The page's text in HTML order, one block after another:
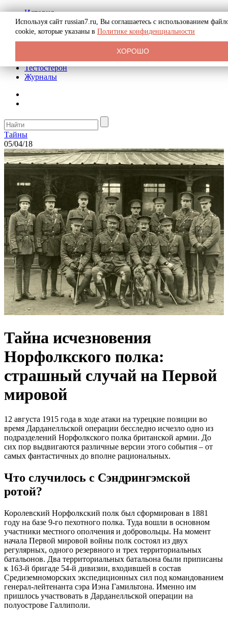
История
Биография
Криминал
Реклама на сайте
Тестостерон
Журналы
Тайны
05/04/18
Тайна исчезновения
Норфолкского полка:
страшный случай на Первой
мировой
12 августа 1915 года в ходе атаки на турецкие позиции во
время Дарданелльской операции бесследно исчезло одно из
подразделений Норфолкского полка британской армии. До
сих пор выдвигаются различные версии этого события – от
самых фантастичных до вполне рациональных.
Что случилось с Сэндрингэмской
ротой?
Королевский Норфолкский полк был сформирован в 1881
году на базе 9-го пехотного полка. Туда вошли в основном
участники местного ополчения и добровольцы. На момент
начала Первой мировой войны полк состоял из двух
регулярных, одного резервного и трех территориальных
батальонов. Два территориальных батальона были приписаны
к 163-й бригаде 54-й дивизии, входившей в состав
Средиземноморских экспедиционных сил под командованием
генерал-лейтенанта сэра Иэна Гамильтона. Именно им
пришлось участвовать в Дарданелльской операции на
полуострове Галлиполи.
Используя сайт russian7.ru, Вы соглашаетесь с использованием
cookie, которые указаны в Политике конфиденциальности
ХОРОШО